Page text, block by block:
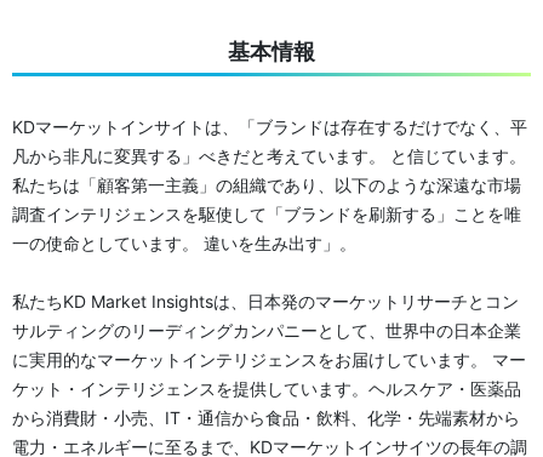
基本情報
KDマーケットインサイトは、「ブランドは存在するだけでなく、平
凡から非凡に変異する」べきだと考えています。 と信じています。
私たちは「顧客第一主義」の組織であり、以下のような深遠な市場
調査インテリジェンスを駆使して「ブランドを刷新する」ことを唯
一の使命としています。 違いを生み出す」。
私たちKD Market Insightsは、日本発のマーケットリサーチとコン
サルティングのリーディングカンパニーとして、世界中の日本企業
に実用的なマーケットインテリジェンスをお届けしています。 マー
ケット・インテリジェンスを提供しています。ヘルスケア・医薬品
から消費財・小売、IT・通信から食品・飲料、化学・先端素材から
電力・エネルギーに至るまで、KDマーケットインサイツの長年の調